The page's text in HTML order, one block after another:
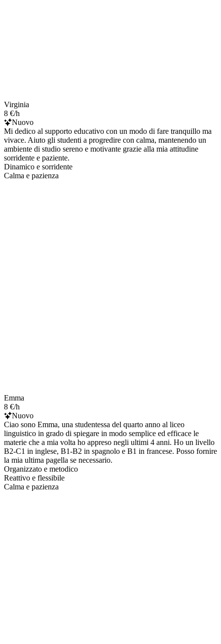
Virginia
8 €/h
Nuovo
Mi dedico al supporto educativo con un modo di fare tranquillo ma
vivace. Aiuto gli studenti a progredire con calma, mantenendo un
ambiente di studio sereno e motivante grazie alla mia attitudine
sorridente e paziente.
Dinamico e sorridente
Calma e pazienza
Emma
8 €/h
Nuovo
Ciao sono Emma, una studentessa del quarto anno al liceo
linguistico in grado di spiegare in modo semplice ed efficace le
materie che a mia volta ho appreso negli ultimi 4 anni. Ho un livello
B2-C1 in inglese, B1-B2 in spagnolo e B1 in francese. Posso fornire
la mia ultima pagella se necessario.
Organizzato e metodico
Reattivo e flessibile
Calma e pazienza